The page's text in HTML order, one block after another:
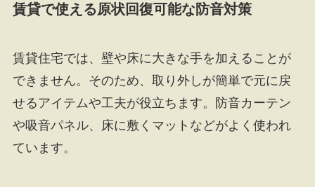
賃貸で使える原状回復可能な防音対策
賃貸住宅では、壁や床に大きな手を加えることが
できません。そのため、取り外しが簡単で元に戻
せるアイテムや工夫が役立ちます。防音カーテン
や吸音パネル、床に敷くマットなどがよく使われ
ています。